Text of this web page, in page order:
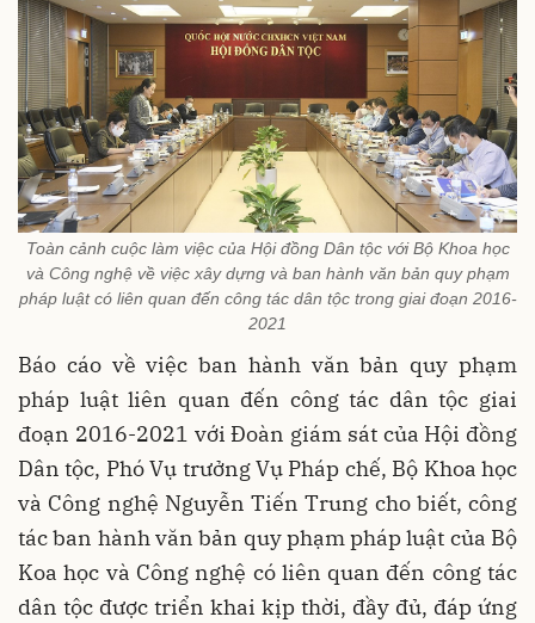
Toàn cảnh cuộc làm việc của Hội đồng Dân tộc với Bộ Khoa học
và Công nghệ về việc xây dựng và ban hành văn bản quy phạm
pháp luật có liên quan đến công tác dân tộc trong giai đoạn 2016-
2021
Báo cáo về việc ban hành văn bản quy phạm
pháp luật liên quan đến công tác dân tộc giai
đoạn 2016-2021 với Đoàn giám sát của Hội đồng
Dân tộc, Phó Vụ trưởng Vụ Pháp chế, Bộ Khoa học
và Công nghệ Nguyễn Tiến Trung cho biết, công
tác ban hành văn bản quy phạm pháp luật của Bộ
Koa học và Công nghệ có liên quan đến công tác
dân tộc được triển khai kịp thời, đầy đủ, đáp ứng